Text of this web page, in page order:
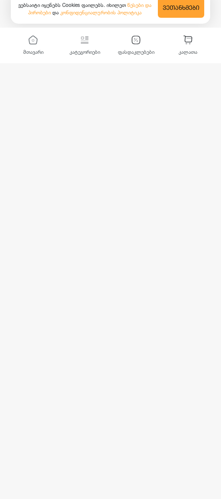
მთავარი კატეგორიები ფასდაკლებები კალათა
ვებსაიტი იყენებს Cookies ფაილებს. იხილეთ წესები და
პირობები და კონფიდენციალურობის პოლიტიკა
ᲕᲔᲗᲐᲜᲮᲛᲔᲑᲘ